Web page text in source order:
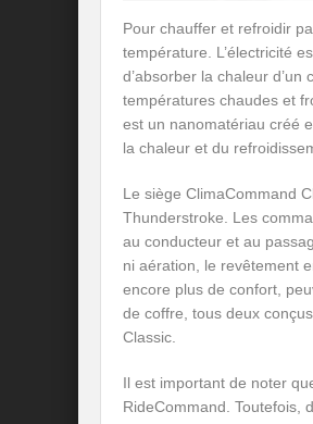
Pour chauffer et refroidir
température. L’électricité
d’absorber la chaleur
températures chaudes et
est un nanomatériau créé
la chaleur et du
Le siège ClimaCommand
Thunderstroke. Les
au conducteur et au
ni aération, le revêtement
encore plus de confort,
de coffre, tous deux
Classic.
Il est important de noter
RideCommand. Toutefois,